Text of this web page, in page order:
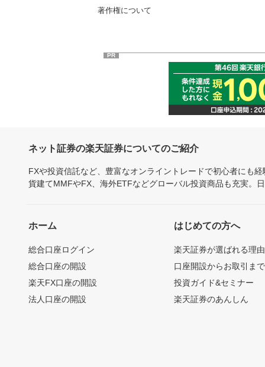
著作権について
PR
ネット証券の楽天証券についてのご紹介
FXや投資信託など、豊富なオンライントレードで初心者にも
貨建てMMFやFX、海外ETFなどグローバル投資商品も充実。
ホーム
総合口座ログイン
総合口座の開設
楽天FX口座の開設
法人口座の開設
はじめての方へ
楽天証券が選ばれる理由
口座開設からお取引ま
投資ガイド&セミナー
楽天証券のあんしん